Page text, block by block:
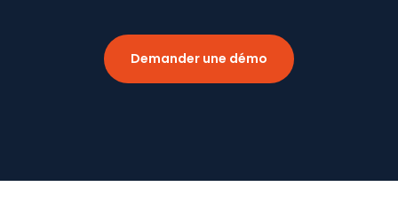
Demander une démo